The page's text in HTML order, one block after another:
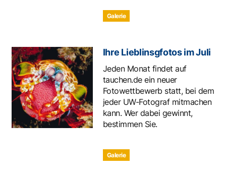
Galerie
Ihre Lieblinsgfotos im Juli
Jeden Monat findet auf
tauchen.de ein neuer
Fotowettbewerb statt, bei dem
jeder UW-Fotograf mitmachen
kann. Wer dabei gewinnt,
bestimmen Sie.
Galerie